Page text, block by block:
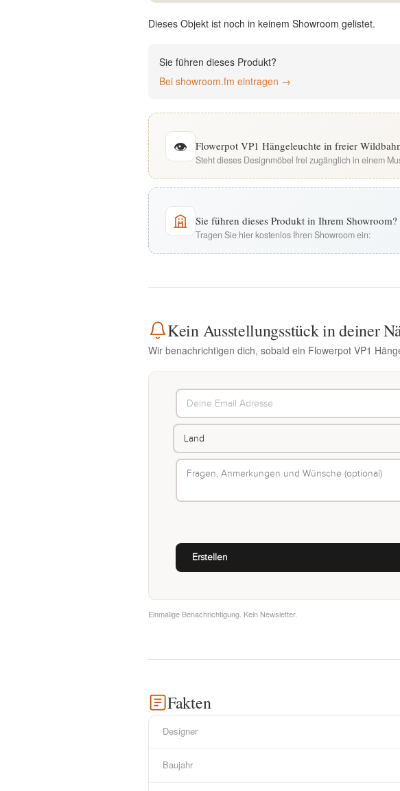
Dieses Objekt ist noch in keinem Showroom gelistet.
Sie führen dieses Produkt?
Bei showroom.fm eintragen →
👁 Flowerpot VP1 Hängeleuchte in freier
Steht dieses Designmöbel frei zugänglich in einem
Sie führen dieses Produkt in Ihrem Showroom?
Tragen Sie hier kostenlos Ihren Showroom ein:
Kein Ausstellungsstück in deiner
Wir benachrichtigen dich, sobald ein Flowerpot VP1
Einmalige Benachrichtigung. Kein Newsletter.
Fakten
Designer
Baujahr